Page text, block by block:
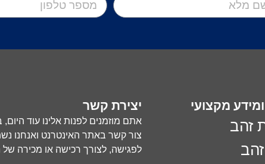
מקצועי
זהב
יצירת קשר
אתם מוזמנים לפנות אלינו עוד
צור קשר באתר האינטרנט ואנחנו
לפגישה, לצורך רכישה או מכירה של